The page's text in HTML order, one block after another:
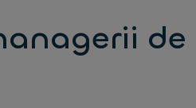
de